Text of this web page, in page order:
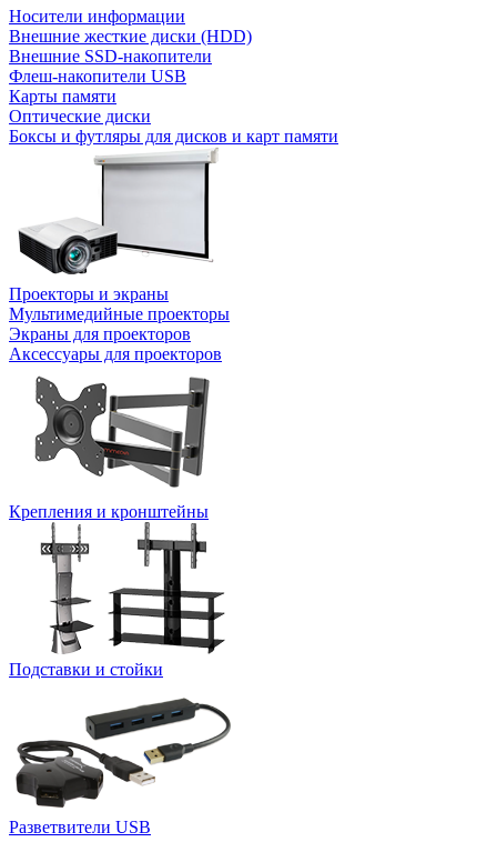
Носители информации
Внешние жесткие диски (HDD)
Внешние SSD-накопители
Флеш-накопители USB
Карты памяти
Оптические диски
Боксы и футляры для дисков и карт памяти
Проекторы и экраны
Мультимедийные проекторы
Экраны для проекторов
Аксессуары для проекторов
Крепления и кронштейны
Подставки и стойки
Разветвители USB